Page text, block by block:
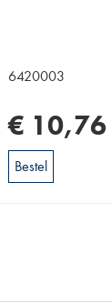
6420003
€ 10,76
Bestel